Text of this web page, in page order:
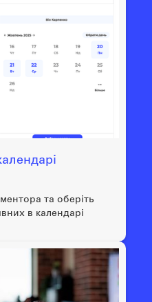
та оберіть
в календарі